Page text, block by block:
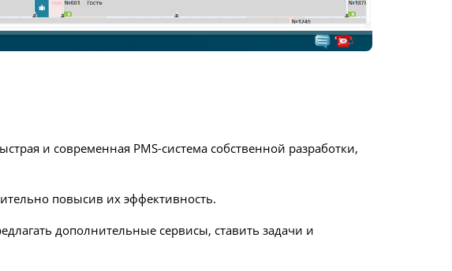
и современная PMS-система собственной разработки,
повысив их эффективность.
дополнительные сервисы, ставить задачи и